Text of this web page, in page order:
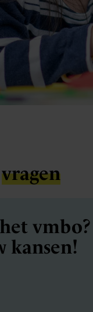
vragen
vmbo?
kansen!